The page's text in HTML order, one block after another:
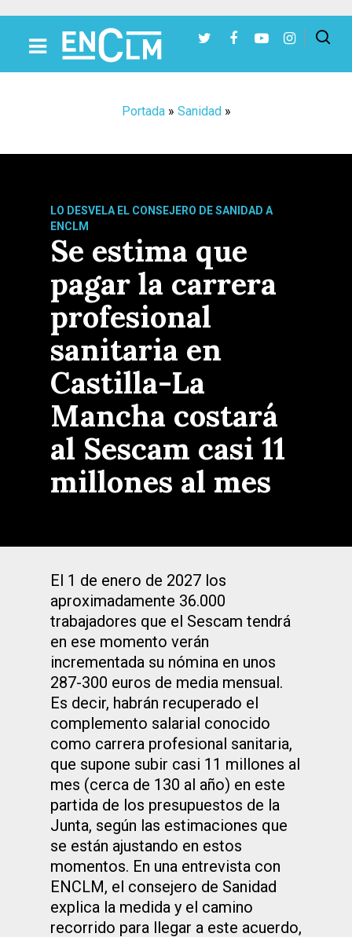
Portada» Sanidad»
LO DESVELA EL CONSEJERO DE SANIDAD A
ENCLM
Se estima que
pagar la carrera
profesional
sanitaria en
Castilla-La
Mancha costará
al Sescam casi 11
millones al mes
El 1 de enero de 2027 los
aproximadamente 36.000
trabajadores que el Sescam tendrá
en ese momento verán
incrementada su nómina en unos
287-300 euros de media mensual.
Es decir, habrán recuperado el
complemento salarial conocido
como carrera profesional sanitaria,
que supone subir casi 11 millones al
mes (cerca de 130 al año) en este
partida de los presupuestos de la
Junta, según las estimaciones que
se están ajustando en estos
momentos. En una entrevista con
ENCLM, el consejero de Sanidad
explica la medida y el camino
recorrido para llegar a este acuerdo,